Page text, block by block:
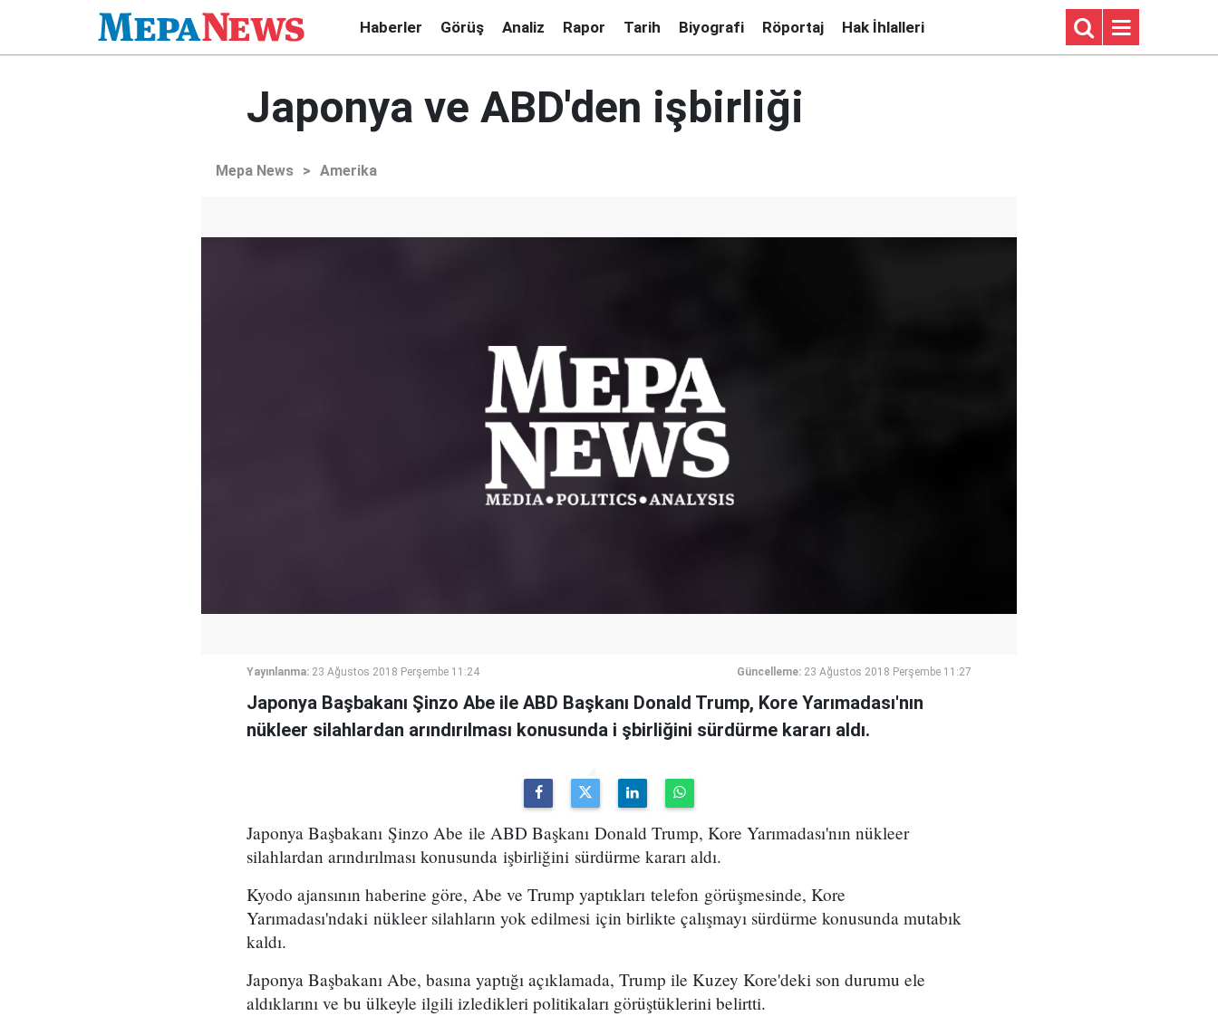
Haberler Görüş Analiz Rapor Tarih Biyografi Röportaj Hak İhlalleri
Japonya ve ABD'den işbirliği
Mepa News > Amerika
Yayınlanma: 23 Ağustos 2018 Perşembe 11:24 Güncelleme: 23 Ağustos 2018 Perşembe 11:27
Japonya Başbakanı Şinzo Abe ile ABD Başkanı Donald Trump, Kore Yarımadası'nın
nükleer silahlardan arındırılması konusunda i şbirliğini sürdürme kararı aldı.
Japonya Başbakanı Şinzo Abe ile ABD Başkanı Donald Trump, Kore Yarımadası'nın nükleer
silahlardan arındırılması konusunda işbirliğini sürdürme kararı aldı.
Kyodo ajansının haberine göre, Abe ve Trump yaptıkları telefon görüşmesinde, Kore
Yarımadası'ndaki nükleer silahların yok edilmesi için birlikte çalışmayı sürdürme konusunda mutabık
kaldı.
Japonya Başbakanı Abe, basına yaptığı açıklamada, Trump ile Kuzey Kore'deki son durumu ele
aldıklarını ve bu ülkeyle ilgili izledikleri politikaları görüştüklerini belirtti.